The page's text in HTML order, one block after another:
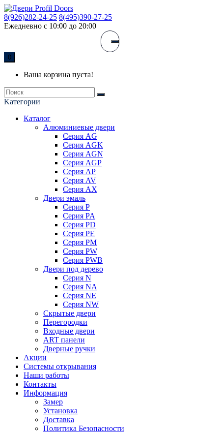
8(926)282-24-25 8(495)390-27-25
Ежедневно с 10:00 до 20:00
0
Ваша корзина пуста!
Kатегории
Каталог
Алюминиевые двери
Серия AG
Серия AGK
Серия AGN
Серия AGP
Серия AP
Серия AV
Серия AX
Двери эмаль
Серия P
Серия PA
Серия PD
Серия PE
Серия PM
Серия PW
Серия PWB
Двери под дерево
Серия N
Серия NA
Серия NE
Серия NW
Скрытые двери
Перегородки
Входные двери
ART панели
Дверные ручки
Акции
Системы открывания
Наши работы
Контакты
Информация
Замер
Установка
Доставка
Политика Безопасности